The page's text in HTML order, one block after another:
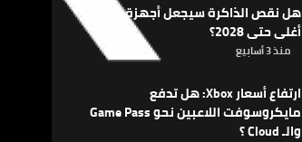
هل نقص الذاكرة سيجعل أجهزة الألعاب
أغلى حتى 2028؟
منذ 3 أسابيع
ارتفاع أسعار Xbox: هل تدفع
مايكروسوفت اللاعبين نحو Game Pass
والـ Cloud ؟